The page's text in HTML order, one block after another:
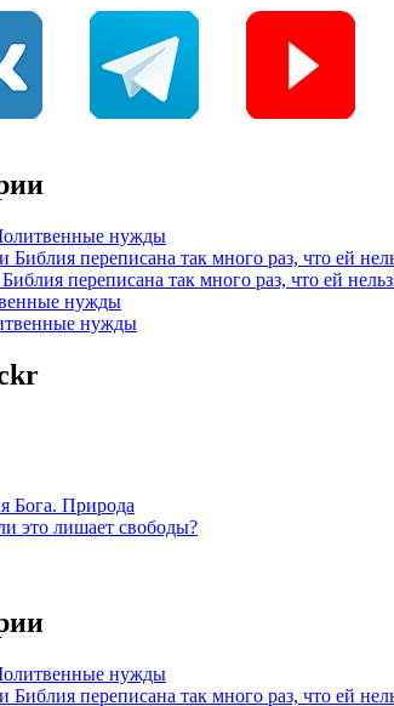
нужды
Библия переписана так много раз, что ей
переписана так много раз, что ей
нужды
нужды
r
Бога. Природа
это лишает свободы?
нужды
Библия переписана так много раз, что ей